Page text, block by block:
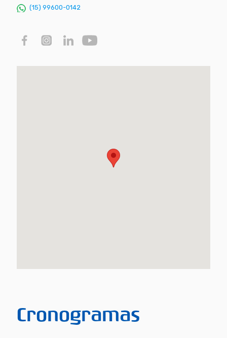
(15) 99600-0142
Cronogramas